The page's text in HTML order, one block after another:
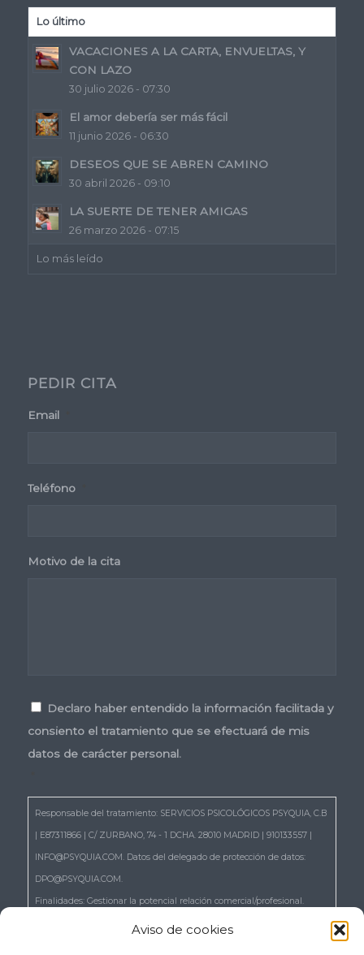
Aviso de cookies
Lo último
VACACIONES A LA CARTA, ENVUELTAS, Y
CON LAZO
30 julio 2026 - 07:30
El amor debería ser más fácil
11 junio 2026 - 06:30
DESEOS QUE SE ABREN CAMINO
30 abril 2026 - 09:10
LA SUERTE DE TENER AMIGAS
26 marzo 2026 - 07:15
Lo más leído
PEDIR CITA
Email
Teléfono
Motivo de la cita
Consentimiento
Declaro haber entendido la información facilitada y
consiento el tratamiento que se efectuará de mis
datos de carácter personal.
Responsable del tratamiento: SERVICIOS PSICOLÓGICOS PSYQUIA, C.B
| E87311866 | C/ ZURBANO, 74 - 1 DCHA. 28010 MADRID | 910133557 |
INFO@PSYQUIA.COM. Datos del delegado de protección de datos:
DPO@PSYQUIA.COM.
Finalidades: Gestionar la potencial relación comercial/profesional.
Atender las consultas y remitir la información que nos solicita.